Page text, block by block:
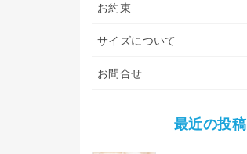
お約束
サイズについて
お問合せ
最近の投稿